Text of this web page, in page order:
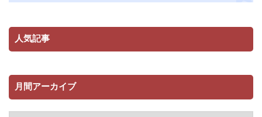
人気記事
月間アーカイブ